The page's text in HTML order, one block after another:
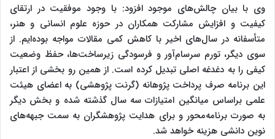
وی با بیان چالش‌های موجود افزود: با وجود موفقیت در ارتقای
کیفیت و افزایش مشارکت همکاران در حوزه علوم انسانی و هنر،
متأسفانه در سال‌های اخیر با کاهش کمی مقالات مواجه بوده‌ایم. از
سوی دیگر، تورم سرسام‌آور و فرسودگی زیرساخت‌ها، حفظ وضعیت
کیفی را به دغدغه اصلی تبدیل کرده است. از همین رو بخشی از اعتبار
این برنامه صرف پرداخت پژوهانه (گرنت پژوهشی) به اعضای هیئت
علمی براساس میانگین امتیازات سه سال گذشته شده و بخش دیگر
به صورت برنامه‌محور و برای هدایت پژوهشگران به سمت جبهه‌های
نوین دانشی هزینه خواهد شد.